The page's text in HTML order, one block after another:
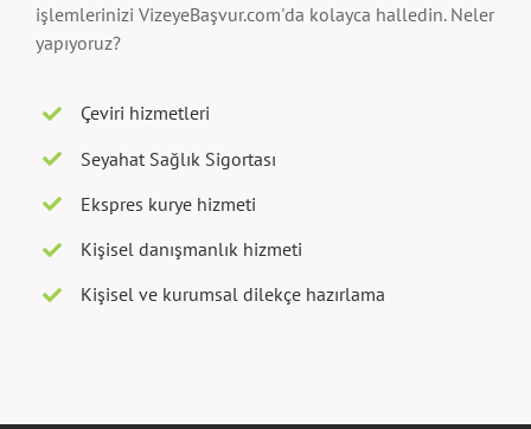
işlemlerinizi VizeyeBaşvur.com'da kolayca halledin. Neler
yapıyoruz?
Çeviri hizmetleri
Seyahat Sağlık Sigortası
Ekspres kurye hizmeti
Kişisel danışmanlık hizmeti
Kişisel ve kurumsal dilekçe hazırlama